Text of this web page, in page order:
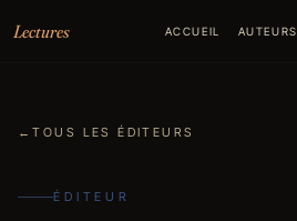
Lectures
ACCUEIL AUTEURS
←TOUS LES ÉDITEURS
ÉDITEUR